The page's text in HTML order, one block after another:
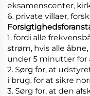
eksamenscenter,
6. private villaer,
1. fordi alle
strøm, hvis alle
under 5 minutter for
2. Sørg for, at
i brug, for at sikre
3. Sørg for, at den